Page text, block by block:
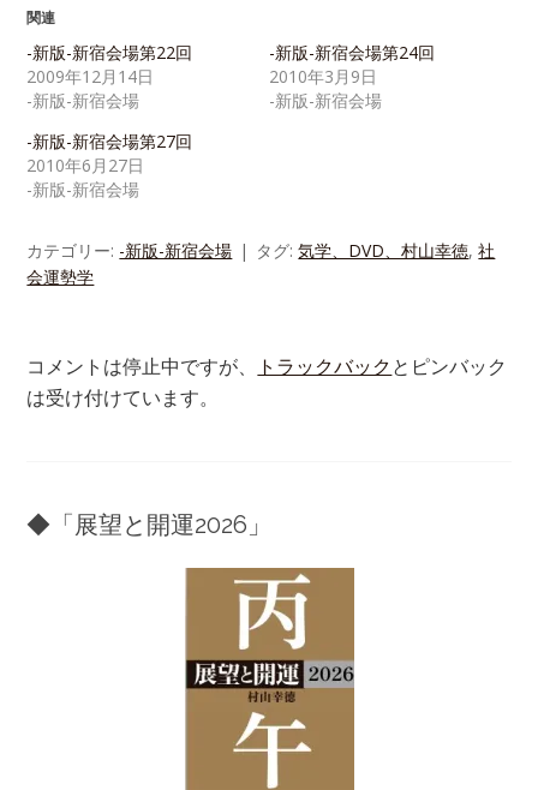
関連
-新版-新宿会場第22回
2009年12月14日
-新版-新宿会場
-新版-新宿会場第24回
2010年3月9日
-新版-新宿会場
-新版-新宿会場第27回
2010年6月27日
-新版-新宿会場
カテゴリー: -新版-新宿会場 タグ:気学、DVD、村山幸徳,社
会運勢学
コメントは停止中ですが、 トラックバックとピンバック
は受け付けています。
◆「展望と開運2026」